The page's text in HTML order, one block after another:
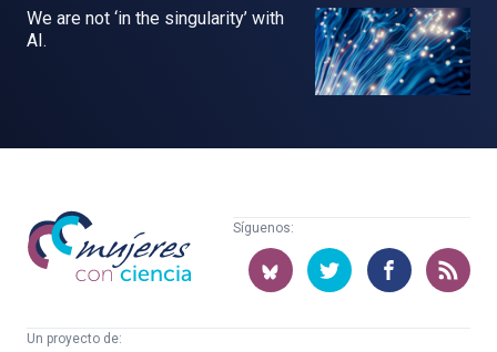
We are not ‘in the singularity’ with
AI.
Mujeres
con
ciencia
Síguenos:
Un proyecto de: